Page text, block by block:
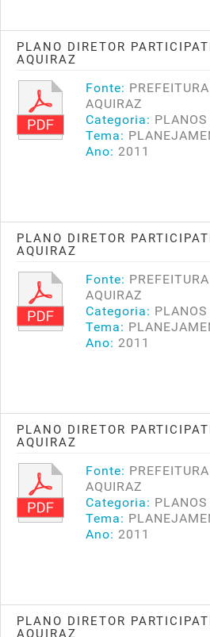
PLANO DIRETOR
AQUIRAZ
Fonte:
AQUIRAZ
Categoria:
Tema:
Ano: 2011
PLANO DIRETOR
AQUIRAZ
Fonte:
AQUIRAZ
Categoria:
Tema:
Ano: 2011
PLANO DIRETOR
AQUIRAZ
Fonte:
AQUIRAZ
Categoria:
Tema:
Ano: 2011
PLANO DIRETOR
AQUIRAZ